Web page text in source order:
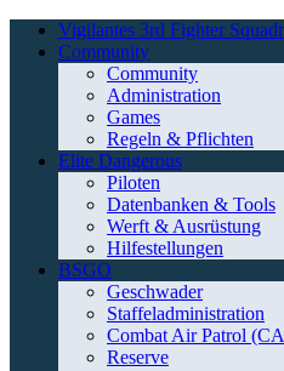
Vigilantes 3rd Fighter
Community
Community
Administration
Games
Regeln & Pflichten
Elite Dangerous
Piloten
Datenbanken & Tools
Werft & Ausrüstung
Hilfestellungen
BSGO
Geschwader
Staffeladministration
Combat Air Patrol
Reserve